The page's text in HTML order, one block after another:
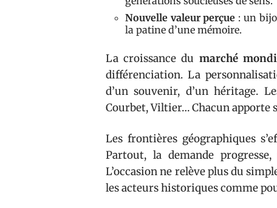
Nouvelle valeur perçue : un
la patine d’une mémoire.
La croissance du marché
différenciation. La
d’un souvenir, d’un héritage.
Courbet, Viltier… Chacun apporte
Les frontières géographiques
Partout, la demande
L’occasion ne relève plus du
les acteurs historiques comme